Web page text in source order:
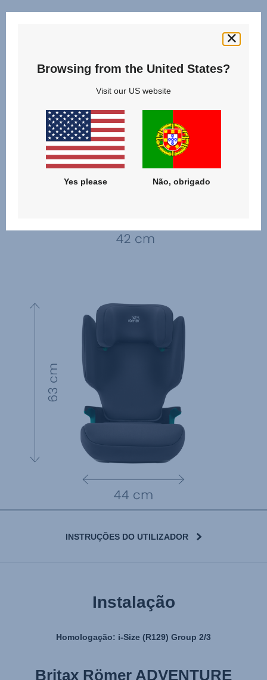
INSTRUÇÕES DO UTILIZADOR
Instalação
Homologação: i-Size (R129) Group 2/3
Britax Römer ADVENTURE
Browsing from the United States?
Visit our US website
Yes please Não, obrigado